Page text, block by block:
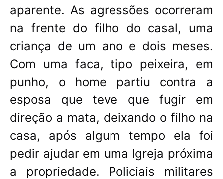
aparente. As agressões ocorreram
na frente do filho do casal, uma
criança de um ano e dois meses.
Com uma faca, tipo peixeira, em
punho, o home partiu contra a
esposa que teve que fugir em
direção a mata, deixando o filho na
casa, após algum tempo ela foi
pedir ajudar em uma Igreja próxima
a propriedade. Policiais militares